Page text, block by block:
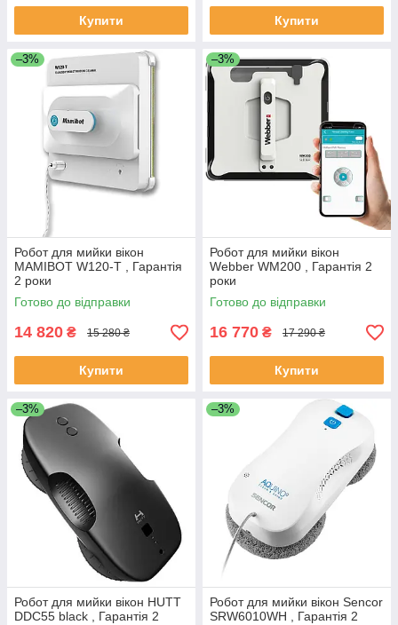
Купити Купити
–3%
Робот для мийки вікон
MAMIBOT W120-T , Гарантія
2 роки
Готово до відправки
14 820 ₴ 15 280 ₴
Купити
–3%
Робот для мийки вікон
Webber WM200 , Гарантія 2
роки
Готово до відправки
16 770 ₴ 17 290 ₴
Купити
–3%
Робот для мийки вікон HUTT
DDC55 black , Гарантія 2
–3%
Робот для мийки вікон Sencor
SRW6010WH , Гарантія 2